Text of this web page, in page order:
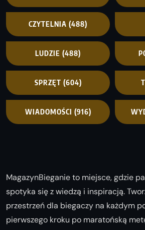
CZYTELNIA (488)
LUDZIE (488)
SPRZĘT (604)
WIADOMOŚCI (916)
MagazynBieganie to miejsce, gdzie
spotyka się z wiedzą i inspiracją.
przestrzeń dla biegaczy na każdym
pierwszego kroku po maratońską